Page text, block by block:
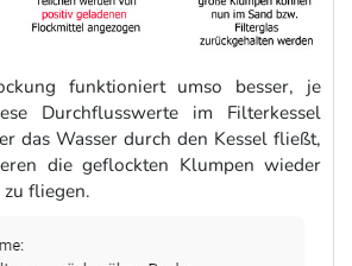
funktioniert umso besser, je
Durchflusswerte im Filterkessel
das Wasser durch den Kessel fließt,
die geflockten Klumpen wieder
fliegen.